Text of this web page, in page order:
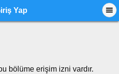
Yap
bölüme erişim izni vardır.